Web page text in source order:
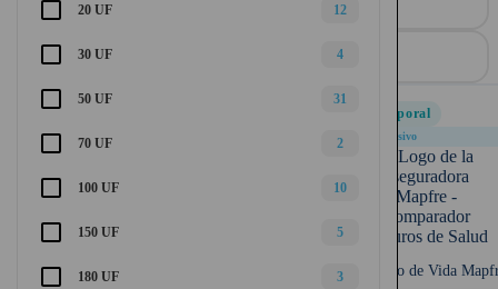
12
20 UF
4
30 UF
31
50 UF
2
70 UF
10
100 UF
5
150 UF
3
180 UF
Temporal
Exclusivo
Seguro de Vida